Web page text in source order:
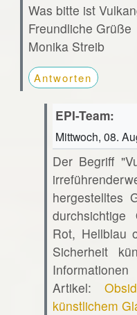
Was bitte ist
Freundliche Grüße
Monika Streib
Antworten
EPI-Team:
Mittwoch, 08.
Der Begriff
hergestelltes
Rot, Hellblau
Sicherheit
Artikel:
künstlichem